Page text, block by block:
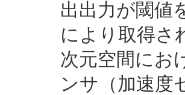
出出力が閾値
により取得さ
次元空間にお
ンサ（加速度